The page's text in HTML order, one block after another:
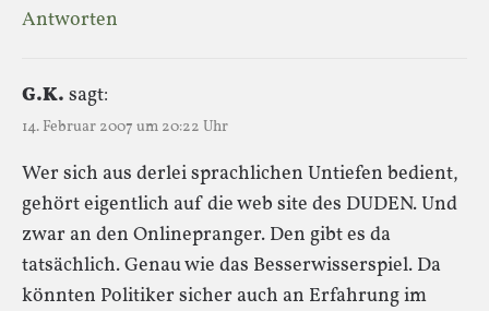
Antworten
G.K. sagt:
14. Februar 2007 um 20:22 Uhr
Wer sich aus derlei sprachlichen Untiefen bedient,
gehört eigentlich auf die web site des DUDEN. Und
zwar an den Onlinepranger. Den gibt es da
tatsächlich. Genau wie das Besserwisserspiel. Da
könnten Politiker sicher auch an Erfahrung im